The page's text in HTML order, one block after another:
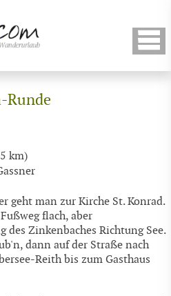
Runde
km)
geht man zur Kirche St. Konrad.
flach, aber
des Zinkenbaches Richtung See.
dann auf der Straße nach
Reith bis zum Gasthaus